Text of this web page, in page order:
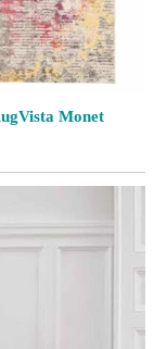
Monet